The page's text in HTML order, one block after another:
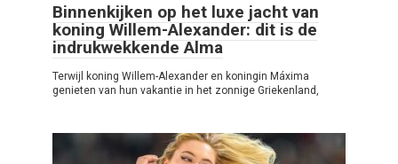
Binnenkijken op het luxe jacht van
koning Willem-Alexander: dit is de
indrukwekkende Alma
Terwijl koning Willem-Alexander en koningin Máxima
genieten van hun vakantie in het zonnige Griekenland,